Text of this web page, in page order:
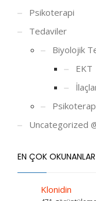
Psikoterapi
Tedaviler
Biyolojik
EKT
Uncategorized
EN ÇOK OKUNANLAR
Klonidin